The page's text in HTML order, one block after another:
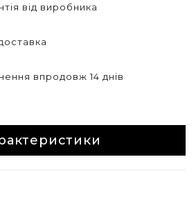
від виробника
впродовж 14 днів